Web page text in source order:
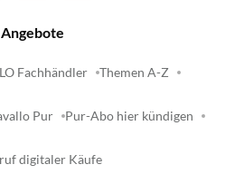
Angebote
Fachhändler Themen A-Z
Pur Pur-Abo hier kündigen
digitaler Käufe